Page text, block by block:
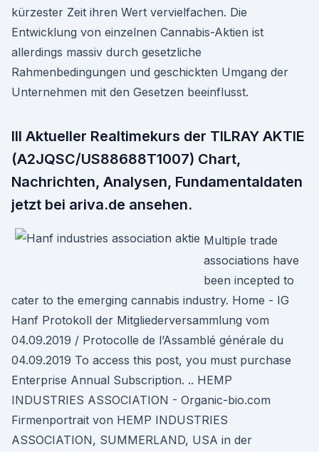
kürzester Zeit ihren Wert vervielfachen. Die
Entwicklung von einzelnen Cannabis-Aktien ist
allerdings massiv durch gesetzliche
Rahmenbedingungen und geschickten Umgang der
Unternehmen mit den Gesetzen beeinflusst.
lll Aktueller Realtimekurs der TILRAY AKTIE
(A2JQSC/US88688T1007) Chart,
Nachrichten, Analysen, Fundamentaldaten
jetzt bei ariva.de ansehen.
Multiple trade
associations have
been incepted to
cater to the emerging cannabis industry. Home - IG
Hanf Protokoll der Mitgliederversammlung vom
04.09.2019 / Protocolle de l’Assamblé générale du
04.09.2019 To access this post, you must purchase
Enterprise Annual Subscription. .. HEMP
INDUSTRIES ASSOCIATION - Organic-bio.com
Firmenportrait von HEMP INDUSTRIES
ASSOCIATION, SUMMERLAND, USA in der